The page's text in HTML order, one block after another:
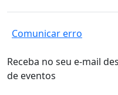
Comunicar erro
Receba no seu e-mail
de eventos